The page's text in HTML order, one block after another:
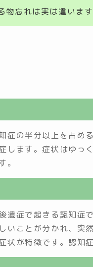
物忘れは実は違います
症の半分以上を占め
します。症状はゆっ
。
遺症で起きる認知症
いことが分かれ、突
状が特徴です。認知